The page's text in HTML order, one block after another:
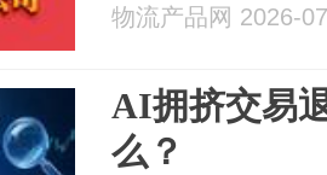
物流产品网 2026-
AI拥挤交易
么？